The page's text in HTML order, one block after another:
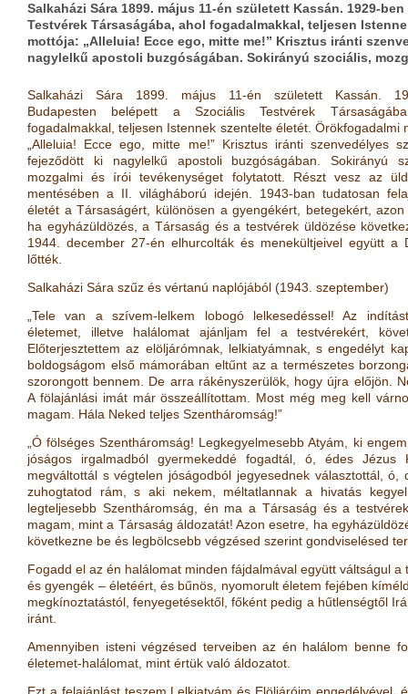
Salkaházi Sára 1899. május 11-én született Kassán. 1929-
Testvérek Társaságába, ahol fogadalmakkal, teljesen
mottója: „Alleluia! Ecce ego, mitte me!” Krisztus iránti
nagylelkű apostoli buzgóságában. Sokirányú szociális,
Salkaházi Sára 1899. május 11-én született Kassán.
Budapesten belépett a Szociális Testvérek
fogadalmakkal, teljesen Istennek szentelte életét. Örökfogadalmi
„Alleluia! Ecce ego, mitte me!” Krisztus iránti szenvedélyes
fejeződött ki nagylelkű apostoli buzgóságában. Sokirányú
mozgalmi és írói tevékenységet folytatott. Részt vesz az
mentésében a II. világháború idején. 1943-ban tudatosan
életét a Társaságért, különösen a gyengékért, betegekért,
ha egyházüldözés, a Társaság és a testvérek üldözése
1944. december 27-én elhurcolták és menekültjeivel együtt a
lőtték.
Salkaházi Sára szűz és vértanú naplójából (1943. szeptember)
„Tele van a szívem-lelkem lobogó lelkesedéssel! Az
életemet, illetve halálomat ajánljam fel a testvérekért,
Előterjesztettem az elöljárómnak, lelkiatyámnak, s engedélyt
boldogságom első mámorában eltűnt az a természetes
szorongott bennem. De arra rákényszerülök, hogy újra előjön.
A fölajánlási imát már összeállítottam. Most még meg kell
magam. Hála Neked teljes Szentháromság!”
„Ó fölséges Szentháromság! Legkegyelmesebb Atyám, ki
jóságos irgalmadból gyermekeddé fogadtál, ó, édes Jézus
megváltottál s végtelen jóságodból jegyesednek választottál, ó,
zuhogtatod rám, s aki nekem, méltatlannak a hivatás
legteljesebb Szentháromság, én ma a Társaság és a
magam, mint a Társaság áldozatát! Azon esetre, ha
következne be és legbölcsebb végzésed szerint gondviselésed
Fogadd el az én halálomat minden fájdalmával együtt váltságul
és gyengék – életéért, és bűnös, nyomorult életem fejében
megkínoztatástól, fenyegetésektől, főként pedig a hűtlenségtől
iránt.
Amennyiben isteni végzésed terveiben az én halálom benne
életemet-halálomat, mint értük való áldozatot.